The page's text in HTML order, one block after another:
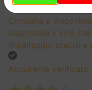
27 Giugno 2026
Cordialtà e
disponibile il vino
imballaggio precisi e
Acquirente verificato